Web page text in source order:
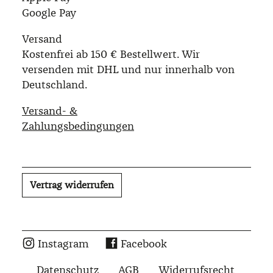
Google Pay
Versand
Kostenfrei ab 150 € Bestellwert. Wir
versenden mit DHL und nur innerhalb von
Deutschland.
Versand- &
Zahlungsbedingungen
Vertrag widerrufen
Instagram
Facebook
Datenschutz
AGB Widerrufsrecht